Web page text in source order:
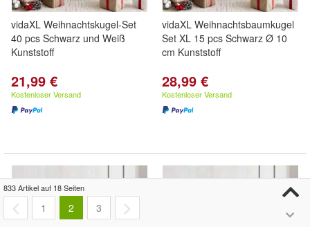
vidaXL Weihnachtskugel-Set
40 pcs Schwarz und Weiß
Kunststoff
21,99 €
Kostenloser Versand
vidaXL Weihnachtsbaumkugel
Set XL 15 pcs Schwarz Ø 10
cm Kunststoff
28,99 €
Kostenloser Versand
833 Artikel auf 18 Seiten
1 2 3